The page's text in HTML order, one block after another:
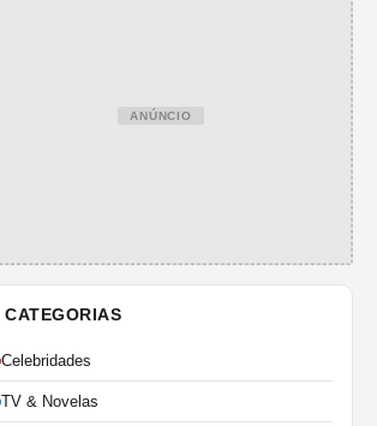
ANÚNCIO
CATEGORIAS
Celebridades
TV & Novelas